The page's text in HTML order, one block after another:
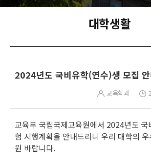
대학생활
2024년도 국비유학(연수)생 모집
교육학과
교육부 국립국제교육원에서 2024년도 국
험 시행계획을 안내드리니 우리 대학의
원 바랍니다.